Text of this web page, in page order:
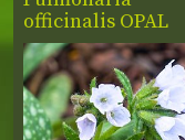
officinalis OPAL